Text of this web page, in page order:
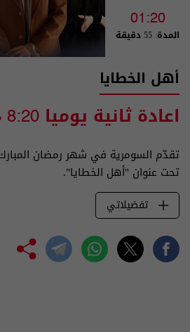
01:20
المدة: 55 دقيقة
أهل الخطايا
اعادة ثانية يوميا 8:20 صباحا
تقدّم السومرية في شهر رمضان
تحت عنوان "أهل الخطايا".
تفضيلاتي